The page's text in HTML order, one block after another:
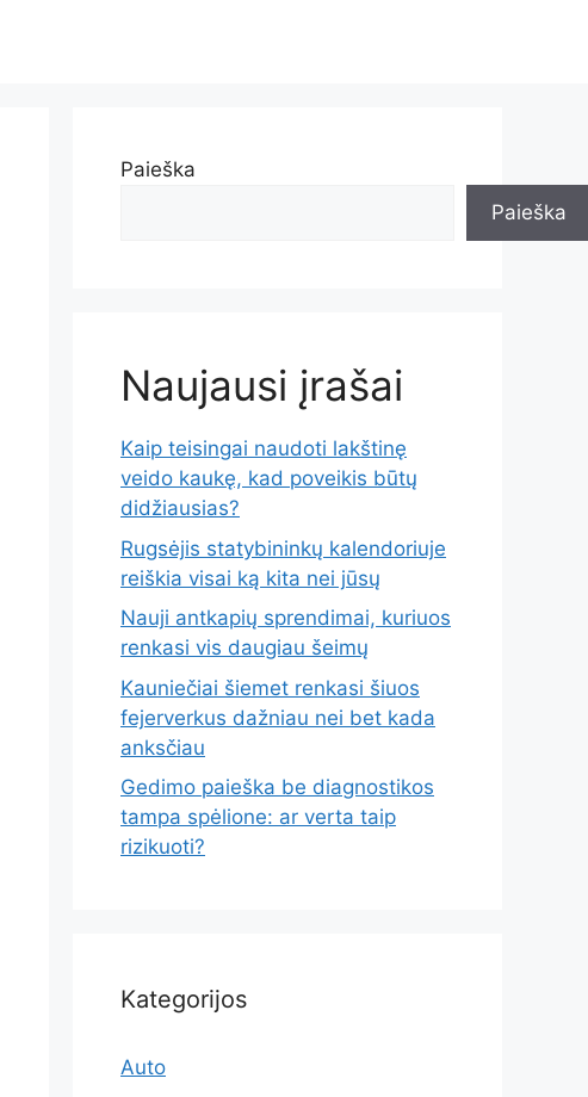
Paieška
Paieška
Naujausi įrašai
Kaip teisingai naudoti lakštinę
veido kaukę, kad poveikis būtų
didžiausias?
Rugsėjis statybininkų kalendoriuje
reiškia visai ką kita nei jūsų
Nauji antkapių sprendimai, kuriuos
renkasi vis daugiau šeimų
Kauniečiai šiemet renkasi šiuos
fejerverkus dažniau nei bet kada
anksčiau
Gedimo paieška be diagnostikos
tampa spėlione: ar verta taip
rizikuoti?
Kategorijos
Auto